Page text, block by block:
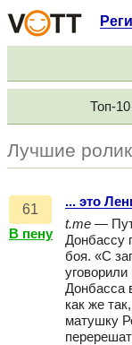
Топ-
Лучшие
61
В пену
... это
t.me —
Донбассу
боя. «С
Донбасса
как же
матушку